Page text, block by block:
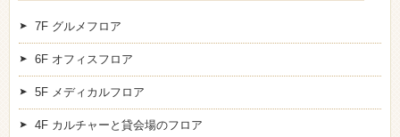
7F グルメフロア
6F オフィスフロア
5F メディカルフロア
4F カルチャーと貸会場のフロア